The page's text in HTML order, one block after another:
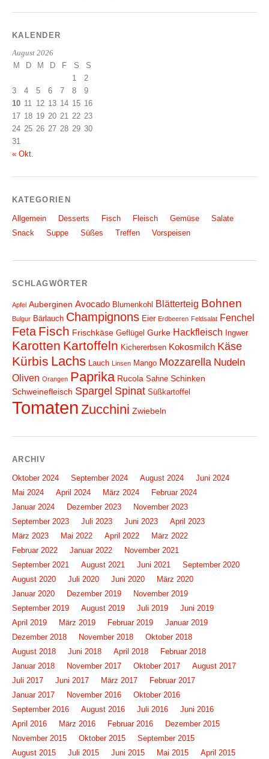
KALENDER
August 2026
M D M D F S
S
1
2
3
4 5 6 7 8
9
10 11 12 13 14 15 16
17 18 19 20 21 22 23
24 25 26 27 28 29 30
31
« Okt.
KATEGORIEN
Allgemein Desserts Fisch Fleisch Gemüse
Salate
Snack
Suppe Süßes Treffen Vorspeisen
SCHLAGWÖRTER
Apfel Auberginen Avocado Blumenkohl Blätterteig Bohnen
Bulgur Bärlauch Champignons Eier Erdbeeren Feldsalat Fenchel
Feta Fisch Frischkäse Geflügel Gurke Hackfleisch Ingwer
Karotten Kartoffeln Kichererbsen Kokosmilch Käse
Kürbis Lachs Lauch Linsen Mango Mozzarella Nudeln
Oliven Orangen Paprika Rucola Sahne Schinken
Schweinefleisch Spargel Spinat Süßkartoffel
Tomaten Zucchini Zwiebeln
ARCHIV
Oktober 2024 September 2024 August 2024
Juni 2024
Mai 2024
April 2024 März 2024
Februar 2024
Januar 2024
Dezember 2023
November 2023
September 2023
Juli 2023 Juni 2023
April 2023
März 2023
Mai 2022 April 2022
März 2022
Februar 2022
Januar 2022
November 2021
September 2021
August 2021 Juni 2021
September 2020
August 2020
Juli 2020 Juni 2020
März 2020
Januar 2020
Dezember 2019
November 2019
September 2019
August 2019 Juli 2019
Juni 2019
April 2019
März 2019 Februar 2019
Januar 2019
Dezember 2018
November 2018
Oktober 2018
August 2018
Juni 2018 April 2018
Februar 2018
Januar 2018
November 2017 Oktober 2017
August 2017
Juli 2017
Juni 2017 März 2017
Februar 2017
Januar 2017
November 2016
Oktober 2016
September 2016
August 2016 Juli 2016
Juni 2016
April 2016
März 2016 Februar 2016
Dezember 2015
November 2015
Oktober 2015
September 2015
August 2015
Juli 2015 Juni 2015 Mai 2015 April 2015